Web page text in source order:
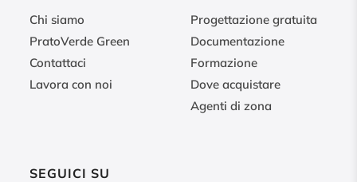
Chi siamo
PratoVerde Green
Contattaci
Lavora con noi
Progettazione gratuita
Documentazione
Formazione
Dove acquistare
Agenti di zona
SEGUICI SU